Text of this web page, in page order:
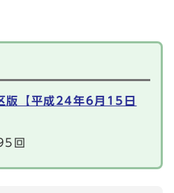
版【平成24年6月15日
回